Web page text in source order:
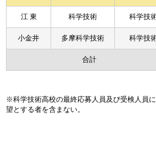
江 東 科学技術 科学技
小金井 多摩科学技術 科学技
合計
※科学技術高校の最終応募人員及び受検人員
望とする者を含まない。